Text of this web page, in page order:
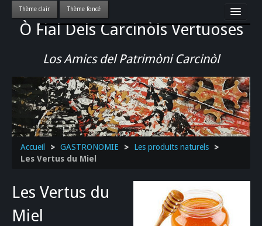
Ò Fial Dels Carcinòls Vertuoses
Los Amics del Patrimòni Carcinòl
Accueil
LES QUERCYNOIS & LEUR CULTURE
PATRIMOINE
GASTRONOMIE
ACTUALITE-CULTURE-EVENEMENTS LOCAUX
>>
Accueil > GASTRONOMIE > Les produits naturels
>
Les Vertus du Miel
Les Vertus du
Miel